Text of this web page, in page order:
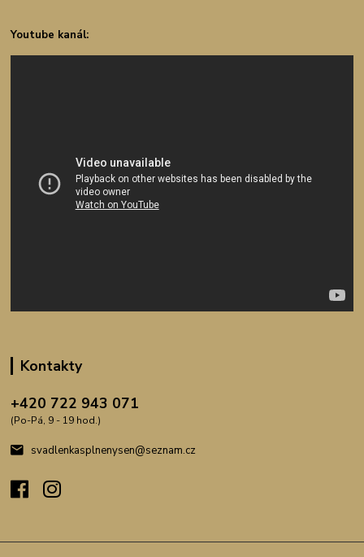
Youtube kanál:
Kontakty
+420 722 943 071
(Po-Pá, 9 - 19 hod.)
svadlenkasplnenysen@seznam.cz